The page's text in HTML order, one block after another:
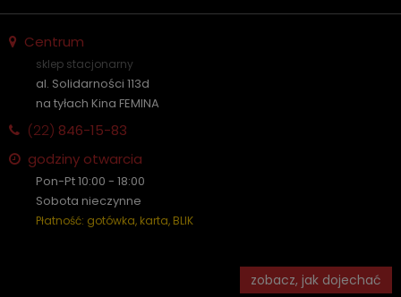
Centrum
sklep stacjonarny
al. Solidarności 113d
na tyłach Kina FEMINA
(22) 846-15-83
godziny otwarcia
Pon-Pt 10:00 - 18:00
Sobota nieczynne
Płatność: gotówka, karta, BLIK
zobacz, jak dojechać